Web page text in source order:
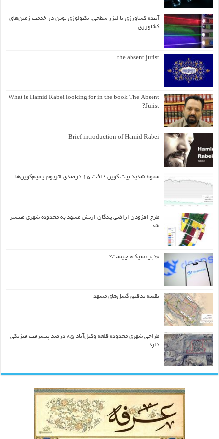
آینده کشاورزی با لیزر سطحی: تکنولوژی نوین در خدمت زمین‌های
کشاورزی
the absent jurist
What is Hamid Rabei looking for in the book The Absent
Jurist?
Brief introduction of Hamid Rabei
سقوط شدید بیت کوین ؛ افت ۱۵ درصدی اتریوم و میم‌کوین‌ها
طرح افزودن اراضی پادگان ارتش مشهد به محدوده شهری منتشر
شد
«دیپ سیک» چیست؟
نقشه تدقیق گسل‌های مشهد
طراحی شهری محدوده قلعه وکیل‌آباد ۸۵ درصد پیشرفت فیزیکی
دارد